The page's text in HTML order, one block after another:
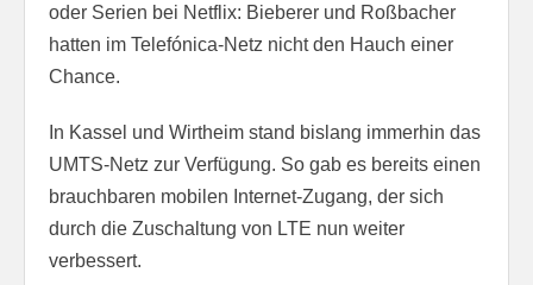
oder Serien bei Netflix: Bieberer und Roßbacher
hatten im Telefónica-Netz nicht den Hauch einer
Chance.
In Kassel und Wirtheim stand bislang immerhin das
UMTS-Netz zur Verfügung. So gab es bereits einen
brauchbaren mobilen Internet-Zugang, der sich
durch die Zuschaltung von LTE nun weiter
verbessert.